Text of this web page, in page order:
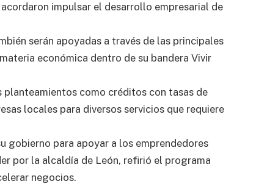
impulsar el desarrollo empresarial de
serán apoyadas a través de las principales
económica dentro de su bandera Vivir
planteamientos como créditos con tasas de
locales para diversos servicios que requiere
gobierno para apoyar a los emprendedores
por la alcaldía de León, refirió el programa
negocios.